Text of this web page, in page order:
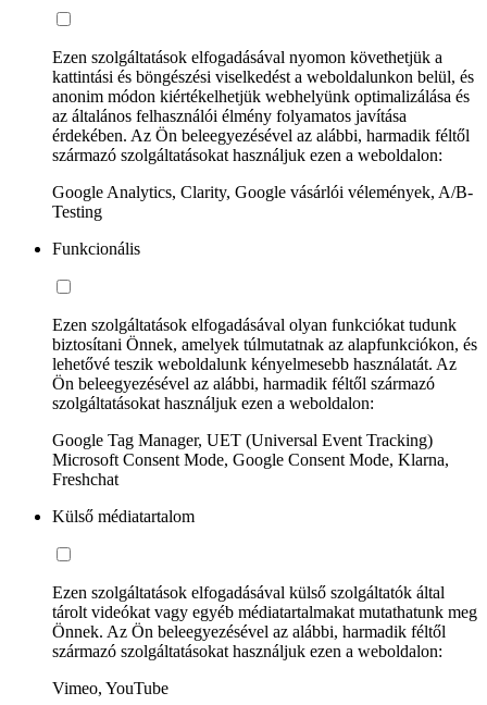
Ezen szolgáltatások elfogadásával nyomon követhetjük a
kattintási és böngészési viselkedést a weboldalunkon belül, és
anonim módon kiértékelhetjük webhelyünk optimalizálása és
az általános felhasználói élmény folyamatos javítása
érdekében. Az Ön beleegyezésével az alábbi, harmadik féltől
származó szolgáltatásokat használjuk ezen a weboldalon:
Google Analytics, Clarity, Google vásárlói vélemények, A/B-
Testing
Funkcionális
Ezen szolgáltatások elfogadásával olyan funkciókat tudunk
biztosítani Önnek, amelyek túlmutatnak az alapfunkciókon, és
lehetővé teszik weboldalunk kényelmesebb használatát. Az
Ön beleegyezésével az alábbi, harmadik féltől származó
szolgáltatásokat használjuk ezen a weboldalon:
Google Tag Manager, UET (Universal Event Tracking)
Microsoft Consent Mode, Google Consent Mode, Klarna,
Freshchat
Külső médiatartalom
Ezen szolgáltatások elfogadásával külső szolgáltatók által
tárolt videókat vagy egyéb médiatartalmakat mutathatunk meg
Önnek. Az Ön beleegyezésével az alábbi, harmadik féltől
származó szolgáltatásokat használjuk ezen a weboldalon:
Vimeo, YouTube